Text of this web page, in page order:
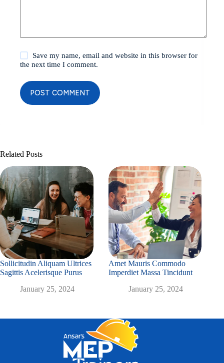
Save my name, email and website in this browser for
the next time I comment.
POST COMMENT
Related Posts
Sollicitudin Aliquam Ultrices
Sagittis Acelerisque Purus
January 25, 2024
Amet Mauris Commodo
Imperdiet Massa Tincidunt
January 25, 2024